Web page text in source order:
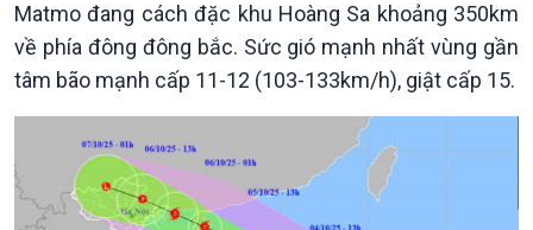
Nhận diện sự thật
Pháp luật và đời sống
bền
Matmo đang cách đặc khu Hoàng Sa khoảng 350km
về phía đông đông bắc. Sức gió mạnh nhất vùng gần
tâm bão mạnh cấp 11-12 (103-133km/h), giật cấp 15.